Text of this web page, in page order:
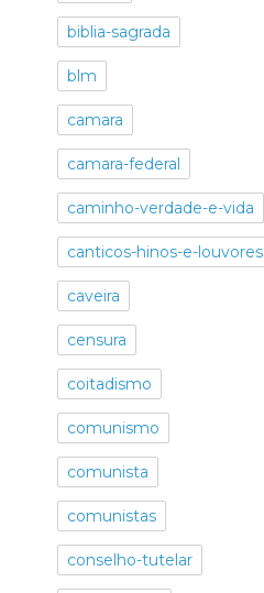
biblia-sagrada
blm
camara
camara-federal
caminho-verdade-e-vida
canticos-hinos-e-louvores
caveira
censura
coitadismo
comunismo
comunista
comunistas
conselho-tutelar